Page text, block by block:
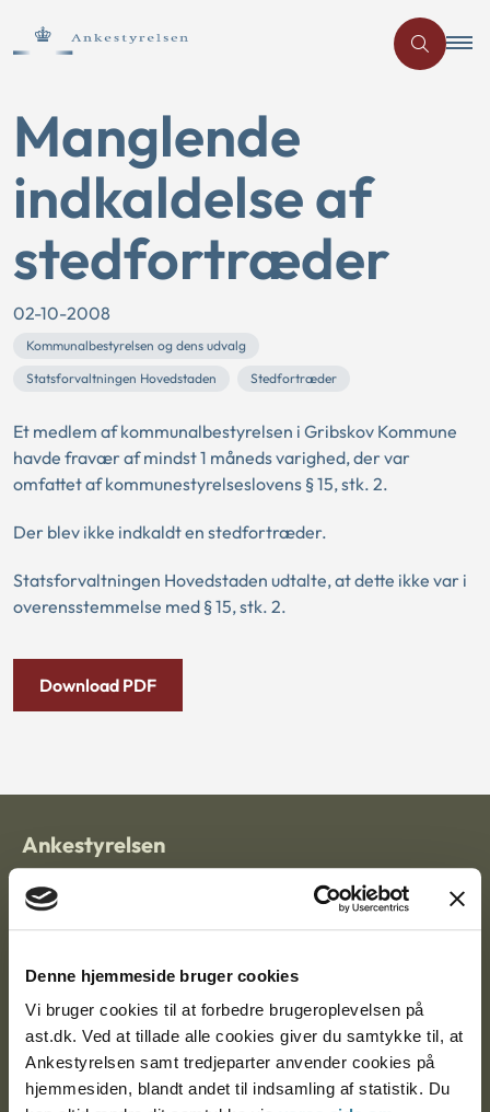
Denne hjemmeside bruger cookies
Vi bruger cookies til at forbedre brugeroplevelsen på
ast.dk. Ved at tillade alle cookies giver du samtykke til, at
Ankestyrelsen samt tredjeparter anvender cookies på
hjemmesiden, blandt andet til indsamling af statistik. Du
Manglende
indkaldelse af
stedfortræder
02-10-2008
Kommunalbestyrelsen og dens udvalg
Statsforvaltningen Hovedstaden
Stedfortræder
Et medlem af kommunalbestyrelsen i Gribskov Kommune
havde fravær af mindst 1 måneds varighed, der var
omfattet af kommunestyrelseslovens § 15, stk. 2.
Der blev ikke indkaldt en stedfortræder.
Statsforvaltningen Hovedstaden udtalte, at dette ikke var i
overensstemmelse med § 15, stk. 2.
Download PDF
Ankestyrelsen
Postadresse:
Nytorv 7, 2. sal
Ankestyrelsen Aalborg